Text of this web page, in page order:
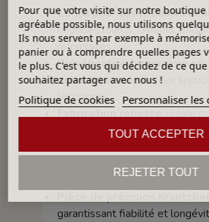
Conçu pour les produits
engobes lourds, ciments,
réfractaires.
Pulvérisation homogène et
puissante, adaptée aux
techniques.
Fabrication robuste, idéale
usage intensif en environnement
sans besoin d’outillage spécial.
garantissant fiabilité et
Pour que votre visite sur notre boutique
agréable possible, nous utilisons
Ils nous servent par exemple à
panier ou à comprendre quelles pages
le plus. C'est vous qui décidez de ce
souhaitez partager avec nous !
Politique de cookies Personnaliser les
REJETER TOUT
TOUT ACCEPTER